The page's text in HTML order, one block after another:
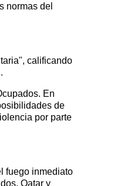
normas del
calificando
En
de
por parte
fuego inmediato
Qatar y